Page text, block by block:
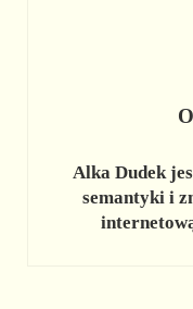
O
Alka Dudek
semantyki i